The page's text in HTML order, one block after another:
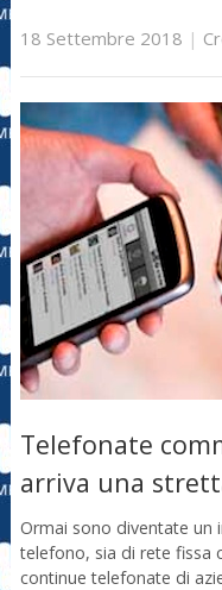
18 Settembre 2018 |
Telefonate
arriva una
Ormai sono diventate un
telefono, sia di rete fissa
continue telefonate di